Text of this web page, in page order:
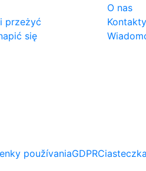
przeżyć
się
O nas
Kontakty
používaniaGDPRCiasteczka